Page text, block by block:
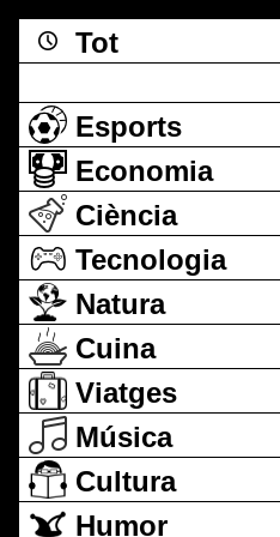
Tot
Esports
Economia
Ciència
Tecnologia
Natura
Cuina
Viatges
Música
Cultura
Humor